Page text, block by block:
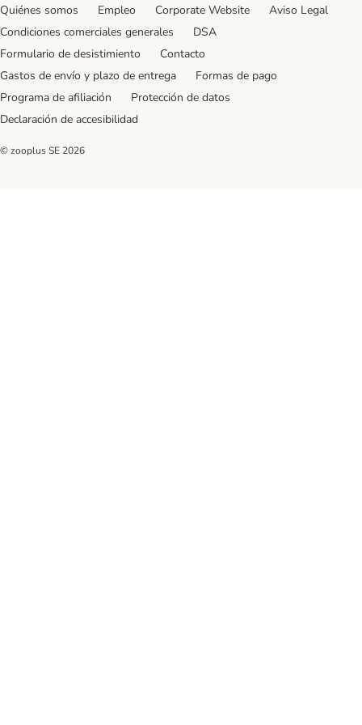
Quiénes somos Empleo Corporate Website
Aviso Legal
Condiciones comerciales generales
DSA
Formulario de desistimiento
Contacto
Gastos de envío y plazo de entrega
Formas de pago
Programa de afiliación
Protección de datos
Declaración de accesibilidad
© zooplus SE 2026